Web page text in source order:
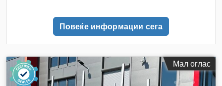
Повеќе информации сега
Мал оглас